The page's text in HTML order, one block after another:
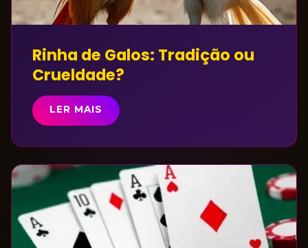
Rinha de Galos: Tradição ou
Crueldade?
LER MAIS